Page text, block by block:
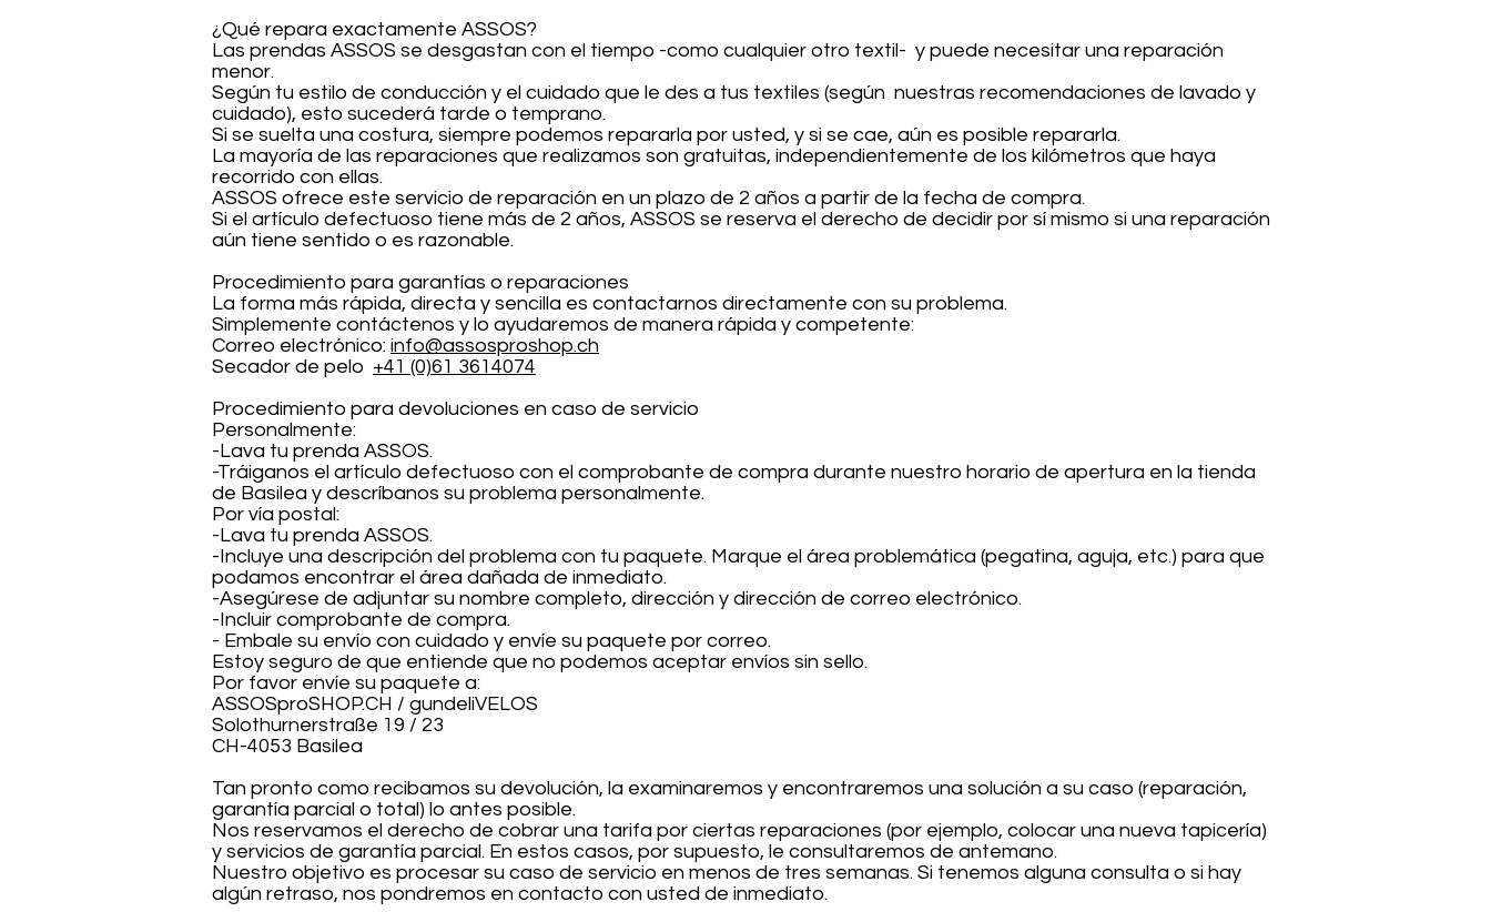
¿Qué repara exactamente ASSOS?
Las prendas ASSOS se desgastan con el tiempo -como cualquier otro textil- y puede necesitar una reparación
menor.
Según tu estilo de conducción y el cuidado que le des a tus textiles (según nuestras recomendaciones de lavado y
cuidado), esto sucederá tarde o temprano.
Si se suelta una costura, siempre podemos repararla por usted, y si se cae, aún es posible repararla.
La mayoría de las reparaciones que realizamos son gratuitas, independientemente de los kilómetros que haya
recorrido con ellas.
ASSOS ofrece este servicio de reparación en un plazo de 2 años a partir de la fecha de compra.
Si el artículo defectuoso tiene más de 2 años, ASSOS se reserva el derecho de decidir por sí mismo si una reparación
aún tiene sentido o es razonable.
Procedimiento para garantías o reparaciones
La forma más rápida, directa y sencilla es contactarnos directamente con su problema.
Simplemente contáctenos y lo ayudaremos de manera rápida y competente:
Correo electrónico: info@assosproshop.ch
Secador de pelo +41 (0)61 3614074
Procedimiento para devoluciones en caso de servicio
Personalmente:
-Lava tu prenda ASSOS.
-Tráiganos el artículo defectuoso con el comprobante de compra durante nuestro horario de apertura en la tienda
de Basilea y descríbanos su problema personalmente.​
Por vía postal:
-Lava tu prenda ASSOS.
-Incluye una descripción del problema con tu paquete. Marque el área problemática (pegatina, aguja, etc.) para que
podamos encontrar el área dañada de inmediato.
-Asegúrese de adjuntar su nombre completo, dirección y dirección de correo electrónico.
-Incluir comprobante de compra.
- Embale su envío con cuidado y envíe su paquete por correo.
Estoy seguro de que entiende que no podemos aceptar envíos sin sello.
Por favor envíe su paquete a:
ASSOSproSHOP.CH / gundeliVELOS
Solothurnerstraße 19 / 23
CH-4053 Basilea
Tan pronto como recibamos su devolución, la examinaremos y encontraremos una solución a su caso (reparación,
garantía parcial o total) lo antes posible.
Nos reservamos el derecho de cobrar una tarifa por ciertas reparaciones (por ejemplo, colocar una nueva tapicería)
y servicios de garantía parcial. En estos casos, por supuesto, le consultaremos de antemano.
Nuestro objetivo es procesar su caso de servicio en menos de tres semanas. Si tenemos alguna consulta o si hay
algún retraso, nos pondremos en contacto con usted de inmediato.